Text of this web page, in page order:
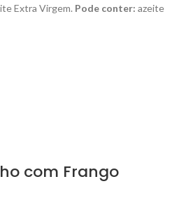
Extra Virgem. Pode conter: azeite
com Frango